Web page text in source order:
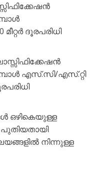
ദൂരപരിധി
എസ്.സി/എസ്.റ്റി
ഒഴികെയുള്ള
നിന്നുള്ള